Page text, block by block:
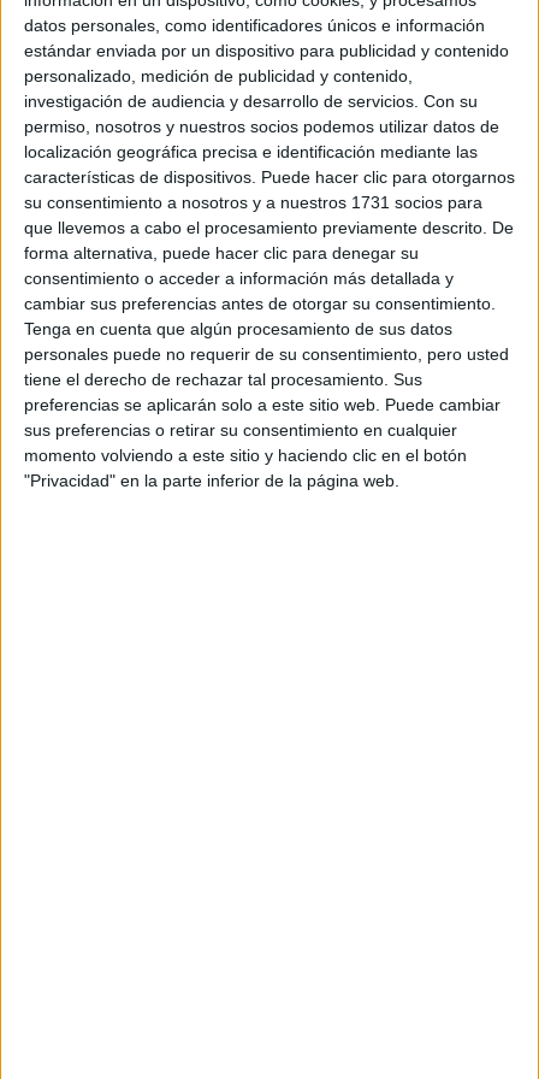
datos personales, como identificadores únicos e información
estándar enviada por un dispositivo para publicidad y contenido
personalizado, medición de publicidad y contenido,
investigación de audiencia y desarrollo de servicios. Con su
permiso, nosotros y nuestros socios podemos utilizar datos de
localización geográfica precisa e identificación mediante las
características de dispositivos. Puede hacer clic para otorgarnos
su consentimiento a nosotros y a nuestros 1731 socios para
que llevemos a cabo el procesamiento previamente descrito. De
forma alternativa, puede hacer clic para denegar su
consentimiento o acceder a información más detallada y
cambiar sus preferencias antes de otorgar su consentimiento.
Tenga en cuenta que algún procesamiento de sus datos
personales puede no requerir de su consentimiento, pero usted
tiene el derecho de rechazar tal procesamiento. Sus
preferencias se aplicarán solo a este sitio web. Puede cambiar
sus preferencias o retirar su consentimiento en cualquier
momento volviendo a este sitio y haciendo clic en el botón
"Privacidad" en la parte inferior de la página web.
Almàssera Grado Superior
MODALIDAD Presencial
Quiero saber más→
Eficiencia Energética y Energía Solar Térmica
CIFP Benicarló
Benicarló Grado Superior
MODALIDAD Presencial
Quiero saber más→
Eficiencia Energética y Energía Solar Térmica